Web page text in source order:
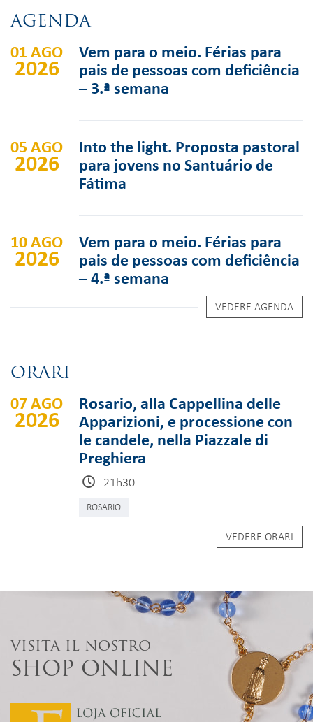
AGENDA
01 AGO
2026
Vem para o meio. Férias para
pais de pessoas com deficiência
– 3.ª semana
05 AGO
2026
Into the light. Proposta pastoral
para jovens no Santuário de
Fátima
10 AGO
2026
Vem para o meio. Férias para
pais de pessoas com deficiência
– 4.ª semana
VEDERE AGENDA
ORARI
07 AGO
2026
Rosario, alla Cappellina delle
Apparizioni, e processione con
le candele, nella Piazzale di
Preghiera
21h30
ROSARIO
VEDERE ORARI
VISITA IL NOSTRO
SHOP ONLINE